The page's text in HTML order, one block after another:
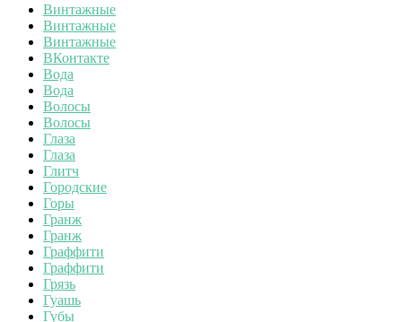
Винтажные
Винтажные
Винтажные
ВКонтакте
Вода
Вода
Волосы
Волосы
Глаза
Глаза
Глитч
Городские
Горы
Гранж
Гранж
Граффити
Граффити
Грязь
Гуашь
Губы